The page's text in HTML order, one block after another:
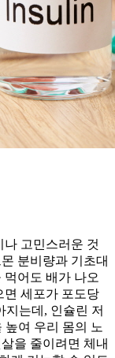
고민스러운 것
분비량과 기초대
어도 배가 나오
면 세포가 포도당
지는데, 인슐린 저
높여 우리 몸의 노
을 줄이려면 체내